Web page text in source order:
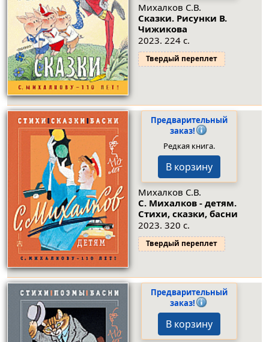
Михалков С.В.
Сказки. Рисунки В.
Чижикова
2023. 224 с.
Твердый переплет
Предварительный
заказ!
Редкая книга.
В корзину
Михалков С.В.
С. Михалков - детям.
Стихи, сказки, басни
2023. 320 с.
Твердый переплет
Предварительный
заказ!
В корзину